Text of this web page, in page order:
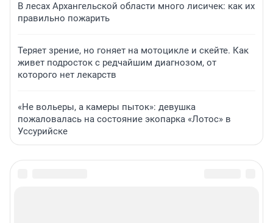
В лесах Архангельской области много лисичек: как их
правильно пожарить
Теряет зрение, но гоняет на мотоцикле и скейте. Как
живет подросток с редчайшим диагнозом, от
которого нет лекарств
«Не вольеры, а камеры пыток»: девушка
пожаловалась на состояние экопарка «Лотос» в
Уссурийске